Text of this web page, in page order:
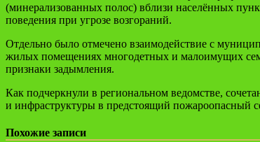
(минерализованных полос) вблизи населённых
поведения при угрозе возгораний.
Отдельно было отмечено взаимодействие с
жилых помещениях многодетных и малоимущих
признаки задымления.
Как подчеркнули в региональном ведомстве,
и инфраструктуры в предстоящий пожароопасный
Похожие записи